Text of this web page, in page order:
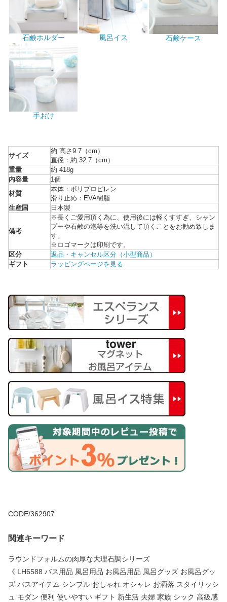
石鹸ホルダー 風呂イス 石鹸ケース
手おけ
サイズ
約 高さ9.7（cm）
直径：約 32.7（cm）
重量
約 418g
内容量
1個
材質
本体：ポリプロピレン
滑り止め：EVA樹脂
生産国
日本製
備考
※長くご愛用頂く為に、使用後には軽くすすぎ、シャン
プーや石鹸の泡等を洗い流して頂くことをお勧め致しま
す。
※ロゴマークは印刷です。
区分
返品・キャンセル区分（小型商品）
ギフト
ラッピングページを見る
CODE/362907
関連キーワード
ラウンドフォルムの肉厚な大理石調シリーズ
《 LH6588 バス用品 風呂用品 お風呂用品 風呂グッズ お風呂グッ
ズ バスアイテム シンプル おしゃれ オシャレ お洒落 スタイリッシ
ュ モダン 便利 使いやすい ギフト 新生活 夫婦 家族 シック 高級感